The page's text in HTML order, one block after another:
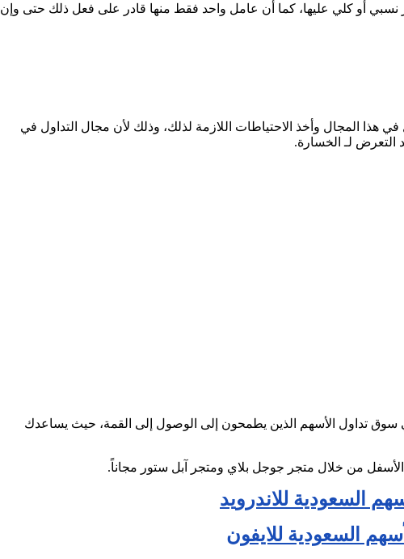
أو كلي عليها، كما أن عامل واحد فقط منها قادر على فعل ذلك حتى وإن
المجال وأخذ الاحتياطات اللازمة لذلك، وذلك لأن مجال التداول في
التعرض لـ الخسارة.
سوق تداول الأسهم الذين يطمحون إلى الوصول إلى القمة، حيث يساعدك
من خلال متجر جوجل بلاي ومتجر آبل ستور مجاناً.
السعودية للاندرويد
السعودية للايفون